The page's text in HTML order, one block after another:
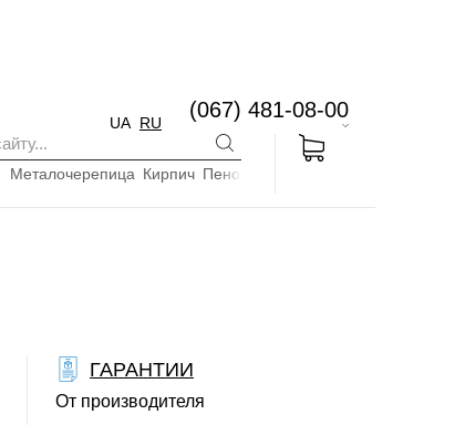
Металочерепица Кирпич Пенопласт
(067) 481-08-00
UA RU
ГАРАНТИИ
От производителя